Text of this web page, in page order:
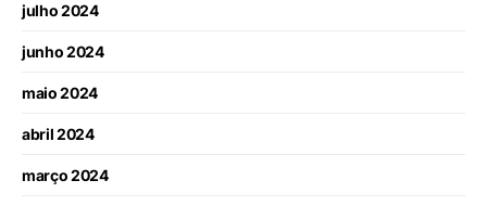
julho 2024
junho 2024
maio 2024
abril 2024
março 2024